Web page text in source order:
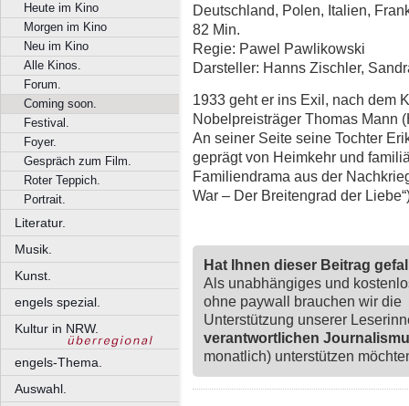
Heute im Kino
Morgen im Kino
Neu im Kino
Alle Kinos.
Forum.
Coming soon.
Festival.
Foyer.
Gespräch zum Film.
Roter Teppich.
Portrait.
Literatur.
Musik.
Kunst.
engels spezial.
Kultur in NRW.
engels-Thema.
Auswahl.
Deutschland, Polen, Italien,
82 Min.
Regie: Pawel Pawlikowski
Darsteller: Hanns Zischler,
1933 geht er ins Exil, nach dem
Nobelpreisträger Thomas Mann
An seiner Seite seine Tochter
geprägt von Heimkehr und
Familiendrama aus der
War – Der Breitengrad der
Hat Ihnen dieser Beitrag
Als unabhängiges und
ohne paywall brauchen wir die
Unterstützung unserer
verantwortlichen
monatlich) unterstützen